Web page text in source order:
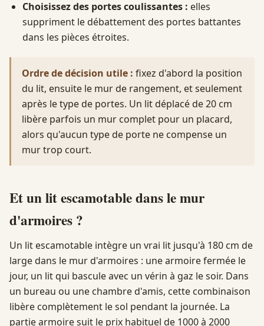
Choisissez des portes coulissantes : elles
suppriment le débattement des portes battantes
dans les pièces étroites.
Ordre de décision utile : fixez d'abord la position
du lit, ensuite le mur de rangement, et seulement
après le type de portes. Un lit déplacé de 20 cm
libère parfois un mur complet pour un placard,
alors qu'aucun type de porte ne compense un
mur trop court.
Et un lit escamotable dans le mur
d'armoires ?
Un lit escamotable intègre un vrai lit jusqu'à 180 cm de
large dans le mur d'armoires : une armoire fermée le
jour, un lit qui bascule avec un vérin à gaz le soir. Dans
un bureau ou une chambre d'amis, cette combinaison
libère complètement le sol pendant la journée. La
partie armoire suit le prix habituel de 1000 à 2000